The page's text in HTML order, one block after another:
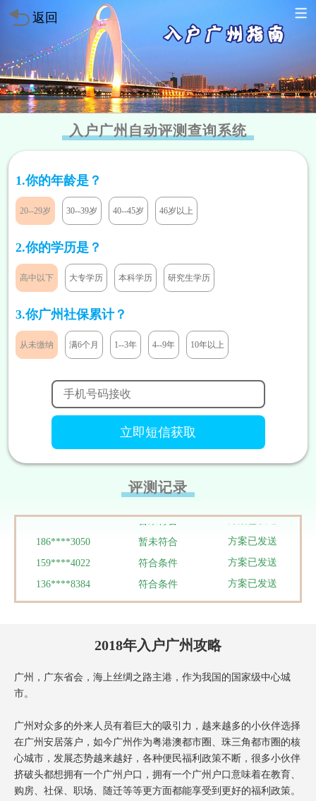
返回
入户广州自动评测查询系统
1.你的年龄是？
20--29岁 30--39岁 40--45岁 46岁以上
2.你的学历是？
高中以下 大专学历 本科学历 研究生学历
3.你广州社保累计？
从未缴纳 满6个月 1--3年 4--9年 10年以上
评测记录
136****7047 暂未符合
185****8446
138****9527 符合条件
131****7811 方案已发送
133****5319 暂未符合 方案已发送
暂未符合
186****3448 符合条件 方案已发送
方案已发送
符合条件
158****1937 暂未符合
符合条件
136****7047 暂未符合 方案已发送
185****8446 符合条件 方案已发送
138****9527 符合条件 方案已发送
138****9291 符合条件 方案已发送
2018年入户广州攻略
广州，广东省会，海上丝绸之路主港，作为我国的国家级中心城
市。
广州对众多的外来人员有着巨大的吸引力，越来越多的小伙伴选择
在广州安居落户，如今广州作为粤港澳都市圈、珠三角都市圈的核
心城市，发展态势越来越好，各种便民福利政策不断，很多小伙伴
挤破头都想拥有一个广州户口，拥有一个广州户口意味着在教育、
购房、社保、职场、随迁等等更方面都能享受到更好的福利政策。